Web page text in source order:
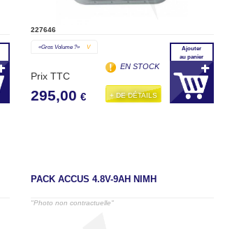
227646
«gros Volume ?» V
Prix TTC
295,00 €
EN STOCK
+ DE DÉTAILS
Ajouter
au panier
PACK ACCUS 4.8V-9AH NIMH
"Photo non contractuelle"